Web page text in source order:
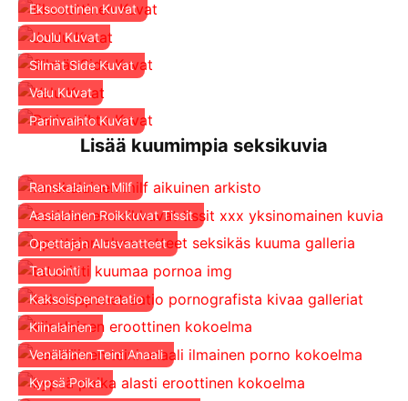
Eksoottinen Kuvat
Joulu Kuvat
Silmät Side Kuvat
Valu Kuvat
Parinvaihto Kuvat
Lisää kuumimpia seksikuvia
Ranskalainen Milf
Aasialainen Roikkuvat Tissit
Opettajan Alusvaatteet
Tatuointi
Kaksoispenetraatio
Kiinalainen
Venäläinen Teini Anaali
Kypsä Poika